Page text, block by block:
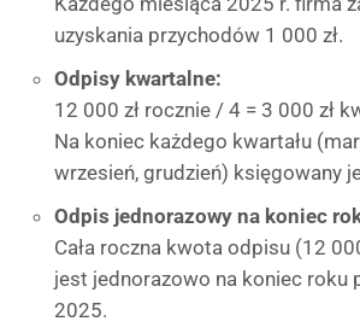
uzyskania przychodów 1 000 zł.
Odpisy kwartalne:
12 000 zł rocznie / 4 = 3 000 zł
Na koniec każdego kwartału
wrzesień, grudzień) księgowany
Odpis jednorazowy na koniec
Cała roczna kwota odpisu (12
jest jednorazowo na koniec roku
2025.